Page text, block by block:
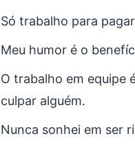
Só trabalho para
Meu humor é o
O trabalho em equipe
culpar alguém.
Nunca sonhei em ser